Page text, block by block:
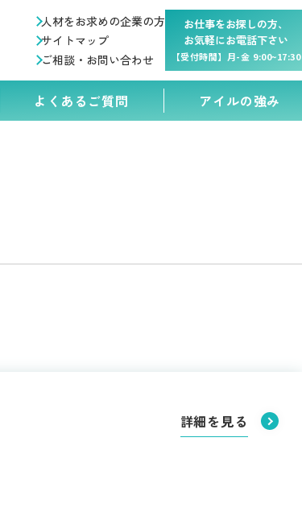
人材をお求めの企業の方
サイトマップ
ご相談・お問い合わせ
お仕事をお探しの方、
お気軽にお電話下さい
【受付時間】月-金 9:00~17:30
よくあるご質問 アイルの強み
詳細を見る